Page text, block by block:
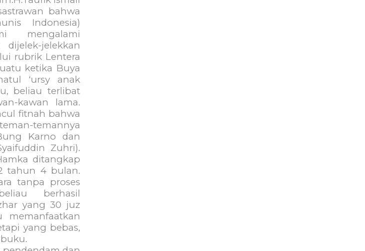
bahwa
Indonesia)
mengalami
jelekkan
rubrik Lentera
ketika Buya
‘ursy anak
beliau terlibat
kawan lama.
fitnah bahwa
temannya
Karno dan
Zuhri).
ditangkap
tahun 4 bulan.
tanpa proses
berhasil
yang 30 juz
yang bebas,